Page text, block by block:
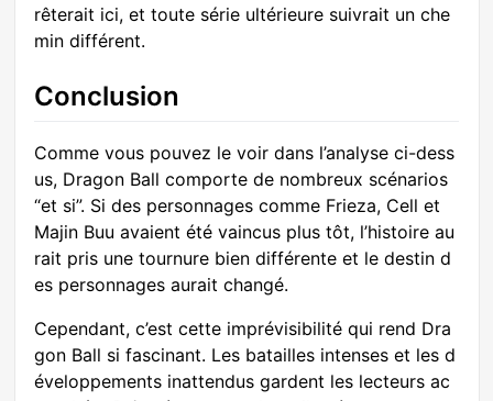
rêterait ici, et toute série ultérieure suivrait un che
min différent.
Conclusion
Comme vous pouvez le voir dans l’analyse ci-dess
us, Dragon Ball comporte de nombreux scénarios
“et si”. Si des personnages comme Frieza, Cell et
Majin Buu avaient été vaincus plus tôt, l’histoire au
rait pris une tournure bien différente et le destin d
es personnages aurait changé.
Cependant, c’est cette imprévisibilité qui rend Dra
gon Ball si fascinant. Les batailles intenses et les d
éveloppements inattendus gardent les lecteurs ac